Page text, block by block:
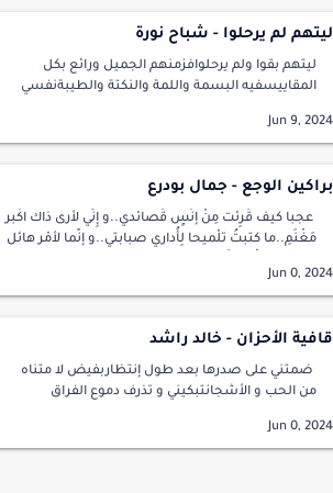
ليتهم لم يرحلوا - شباح نورة
ليتهم بقوا ولم يرحلوافزمنهم الجميل ورائع بكل
المقاييسفيه البسمة واللمة والنكتة والطيبةنفسي
القلب سكنوا واستوطنواأيا ليتهم بقوا ولم…
براكين الوجع - جمال بودرع
عجبا كيف قُرِئَت مِنْ إنْسٍ قَصائدي..و إِنّي لأرى ذاك اكْبر
مَغْنَمِ..ما كتبتُ تلْميحا لِأُداري صبابتي..و إنّما لأمْر هائل
قافية الأحزان - خالد راشد
ضمتني على صدرها بعد طول إنتظاربفيض لا متناه
من الحب و الأشجانتبكيني و تذرف دموع الفراق
الإحساس المرهف كإنسانأعذريني سيدتي أنا …